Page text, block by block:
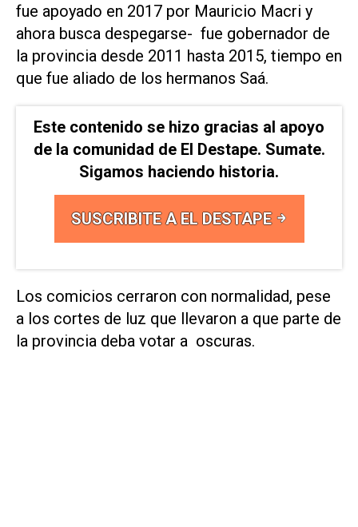
fue apoyado en 2017 por Mauricio Macri y
ahora busca despegarse- fue gobernador de
la provincia desde 2011 hasta 2015, tiempo en
que fue aliado de los hermanos Saá.
Este contenido se hizo gracias al apoyo
de la comunidad de El Destape. Sumate.
Sigamos haciendo historia.
SUSCRIBITE A EL DESTAPE
Los comicios cerraron con normalidad, pese
a los cortes de luz que llevaron a que parte de
la provincia deba votar a oscuras.